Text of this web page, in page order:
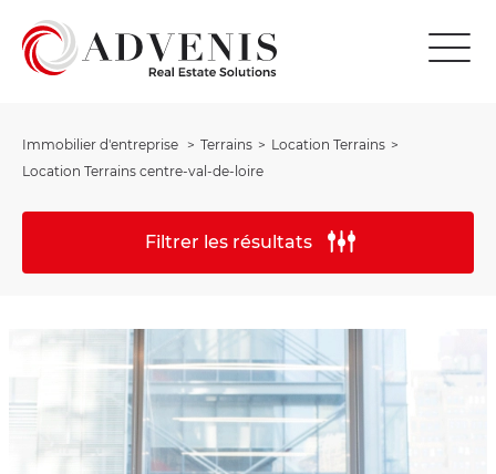
Immobilier d'entreprise Terrains
Location Terrains
Location Terrains centre-val-de-loire
Filtrer les résultats